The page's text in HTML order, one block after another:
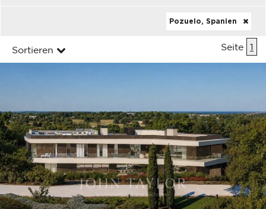
Pozuelo, Spanien
Sortieren Seite 1